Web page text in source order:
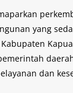
yang
dan